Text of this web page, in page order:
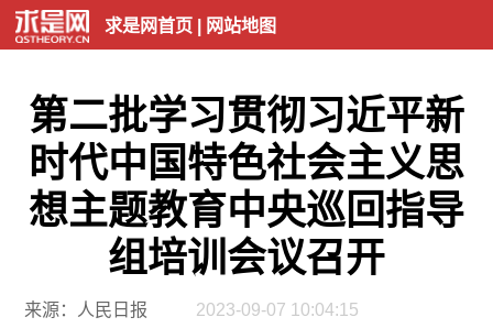
求是网首页| 网站地图
第二批学习贯彻习近平新
时代中国特色社会主义思
想主题教育中央巡回指导
组培训会议召开
来源：人民日报 2023-09-07 10:04:15